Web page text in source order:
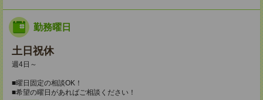
勤務曜日
土日祝休
週4日～
■曜日固定の相談OK！
■希望の曜日があればご相談ください！